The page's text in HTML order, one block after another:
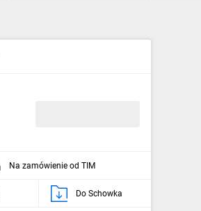
Na zamówienie od TIM
Do Schowka